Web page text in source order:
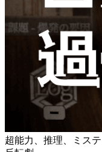
超能力、推理、ミス